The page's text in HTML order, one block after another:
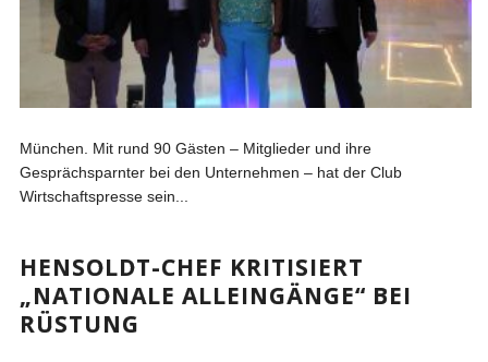
München. Mit rund 90 Gästen – Mitglieder und ihre
Gesprächsparnter bei den Unternehmen – hat der Club
Wirtschaftspresse sein...
HENSOLDT-CHEF KRITISIERT
„NATIONALE ALLEINGÄNGE“ BEI
RÜSTUNG